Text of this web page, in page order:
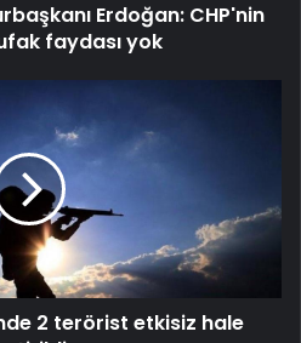
Erdoğan: CHP'nin
faydası yok
2 terörist etkisiz hale